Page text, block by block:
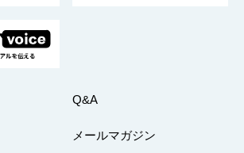
Q&A
メールマガジン